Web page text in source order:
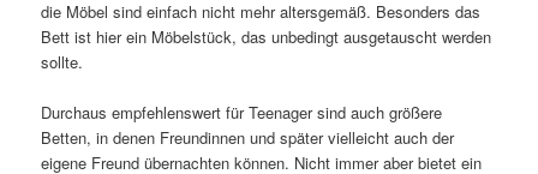
die Möbel sind einfach nicht mehr altersgemäß. Besonders das
Bett ist hier ein Möbelstück, das unbedingt ausgetauscht werden
sollte.
Durchaus empfehlenswert für Teenager sind auch größere
Betten, in denen Freundinnen und später vielleicht auch der
eigene Freund übernachten können. Nicht immer aber bietet ein